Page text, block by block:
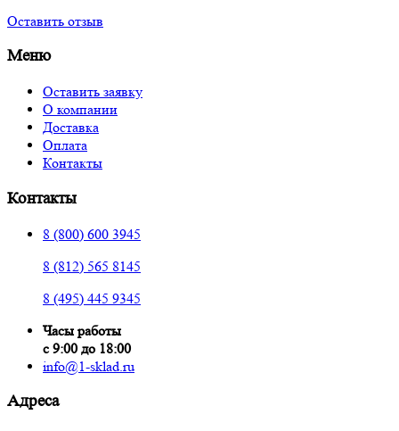
Оставить отзыв
Меню
Оставить заявку
О компании
Доставка
Оплата
Контакты
Контакты
8 (800) 600 3945
8 (812) 565 8145
8 (495) 445 9345
Часы работы
с 9:00 до 18:00
info@1-sklad.ru
Адреса